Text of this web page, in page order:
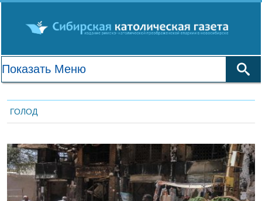
ГОЛОД
ЛЕНТА НОВОСТЕЙ